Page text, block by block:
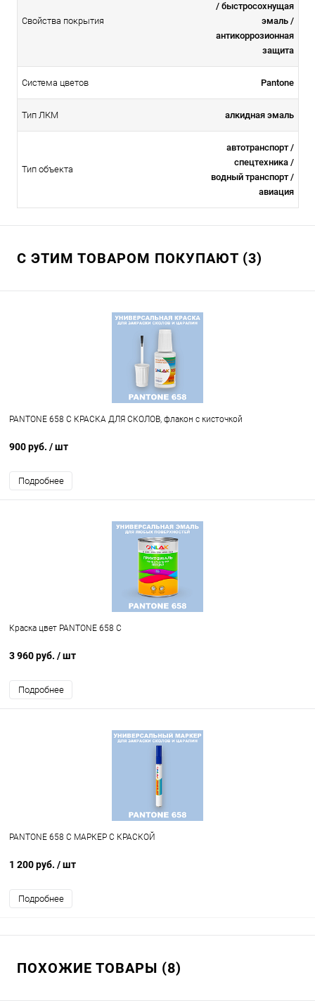
Свойства покрытия
/ быстросохнущая
эмаль /
антикоррозионная
защита
Система цветов Pantone
Тип ЛКМ алкидная эмаль
Тип объекта
автотранспорт /
спецтехника /
водный транспорт /
авиация
С ЭТИМ ТОВАРОМ ПОКУПАЮТ (3)
PANTONE 658 C КРАСКА ДЛЯ СКОЛОВ, флакон с кисточкой
900 руб. / шт
Подробнее
Краска цвет PANTONE 658 C
3 960 руб. / шт
Подробнее
PANTONE 658 C МАРКЕР С КРАСКОЙ
1 200 руб. / шт
Подробнее
ПОХОЖИЕ ТОВАРЫ (8)